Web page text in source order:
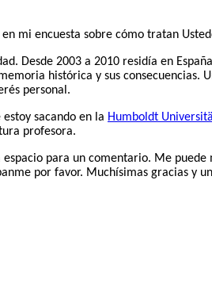
mi encuesta sobre cómo tratan
Desde 2003 a 2010 residía en España
histórica y sus consecuencias.
personal.
sacando en la Humboldt
profesora.
espacio para un comentario. Me
por favor. Muchísimas gracias y